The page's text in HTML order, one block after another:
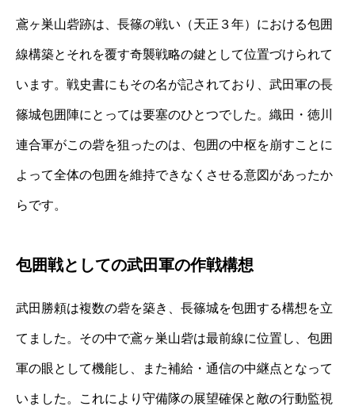
鳶ヶ巣山砦跡は、長篠の戦い（天正３年）における包囲
線構築とそれを覆す奇襲戦略の鍵として位置づけられて
います。戦史書にもその名が記されており、武田軍の長
篠城包囲陣にとっては要塞のひとつでした。織田・徳川
連合軍がこの砦を狙ったのは、包囲の中枢を崩すことに
よって全体の包囲を維持できなくさせる意図があったか
らです。
包囲戦としての武田軍の作戦構想
武田勝頼は複数の砦を築き、長篠城を包囲する構想を立
てました。その中で鳶ヶ巣山砦は最前線に位置し、包囲
軍の眼として機能し、また補給・通信の中継点となって
いました。これにより守備隊の展望確保と敵の行動監視